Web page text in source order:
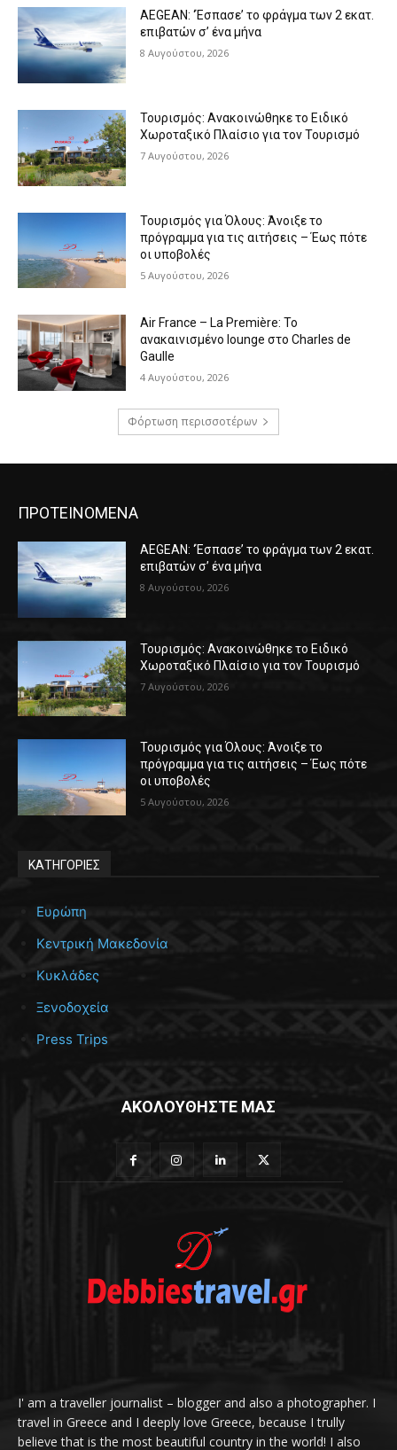
AEGEAN: ‘Έσπασε’ το φράγμα των 2 εκατ.
επιβατών σ’ ένα μήνα
8 Αυγούστου, 2026
Τουρισμός: Ανακοινώθηκε το Ειδικό
Χωροταξικό Πλαίσιο για τον Τουρισμό
7 Αυγούστου, 2026
Τουρισμός για Όλους: Άνοιξε το
πρόγραμμα για τις αιτήσεις – Έως πότε
οι υποβολές
5 Αυγούστου, 2026
Air France – La Première: Το
ανακαινισμένο lounge στο Charles de
Gaulle
4 Αυγούστου, 2026
Φόρτωση περισσοτέρων
ΠΡΟΤΕΙΝΟΜΕΝΑ
AEGEAN: ‘Έσπασε’ το φράγμα των 2 εκατ.
επιβατών σ’ ένα μήνα
8 Αυγούστου, 2026
Τουρισμός: Ανακοινώθηκε το Ειδικό
Χωροταξικό Πλαίσιο για τον Τουρισμό
7 Αυγούστου, 2026
Τουρισμός για Όλους: Άνοιξε το
πρόγραμμα για τις αιτήσεις – Έως πότε
οι υποβολές
5 Αυγούστου, 2026
ΚΑΤΗΓΟΡΙΕΣ
Ευρώπη
Κεντρική Μακεδονία
Κυκλάδες
Ξενοδοχεία
Press Trips
ΑΚΟΛΟΥΘΗΣΤΕ ΜΑΣ
I' am a traveller journalist – blogger and also a photographer. I
travel in Greece and I deeply love Greece, because I trully
believe that is the most beautiful country in the world! I also